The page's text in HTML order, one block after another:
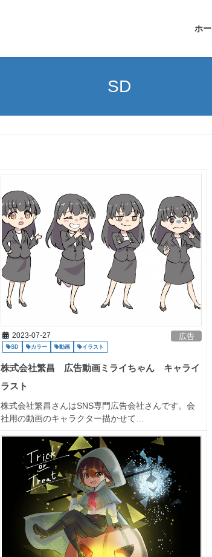
ホ
SD
2023-07-27 広告
SD カラー 動画 イラスト
株式会社繁昌 広告動画ミライちゃん キャライ
ラスト
株式会社繁昌さんはSNS専門広告会社さんです。会
社用の動画のキャラクター描かせて…